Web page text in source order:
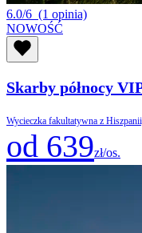
6.0/6 (1 opinia)
NOWOŚĆ
Skarby północy
Wycieczka fakultatywna z
od 639zł/os.